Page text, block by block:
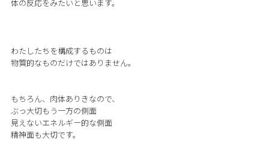
体の反応をみたいと思います。
わたしたちを構成するものは
物質的なものだけではありません。
もちろん、肉体ありきなので、
ぶっ大切もう一方の側面
見えないエネルギー的な側面
精神面も大切です。